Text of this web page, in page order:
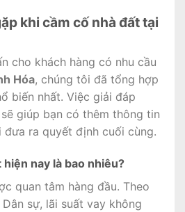
khi cầm cố nhà đất tại
cho khách hàng có nhu cầu
Hóa, chúng tôi đã tổng hợp
biến nhất. Việc giải đáp
giúp bạn có thêm thông tin
ra quyết định cuối cùng.
hiện nay là bao nhiêu?
quan tâm hàng đầu. Theo
sự, lãi suất vay không